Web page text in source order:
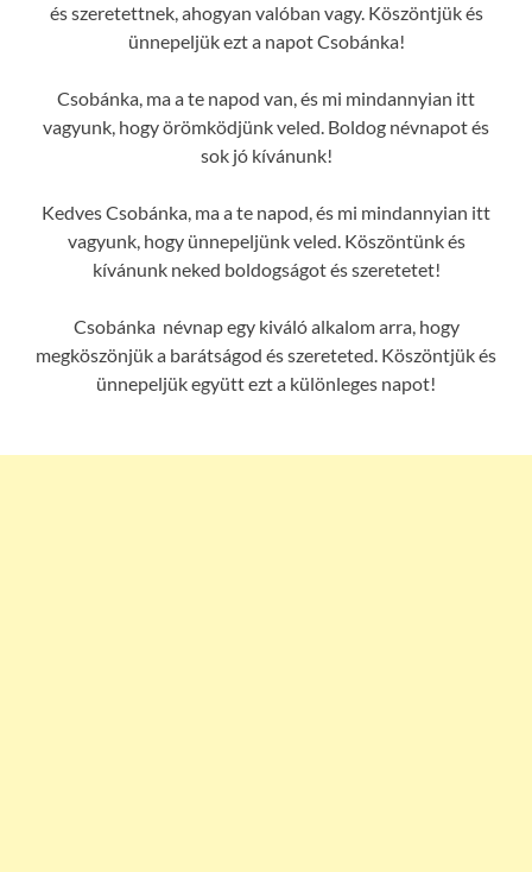
és szeretettnek, ahogyan valóban vagy. Köszöntjük és
ünnepeljük ezt a napot Csobánka!
Csobánka, ma a te napod van, és mi mindannyian itt
vagyunk, hogy örömködjünk veled. Boldog névnapot és
sok jó kívánunk!
Kedves Csobánka, ma a te napod, és mi mindannyian itt
vagyunk, hogy ünnepeljünk veled. Köszöntünk és
kívánunk neked boldogságot és szeretetet!
Csobánka névnap egy kiváló alkalom arra, hogy
megköszönjük a barátságod és szereteted. Köszöntjük és
ünnepeljük együtt ezt a különleges napot!